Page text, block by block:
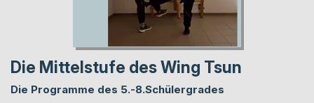
Die Mittelstufe des Wing Tsun
Die Programme des 5.-8.Schülergrades